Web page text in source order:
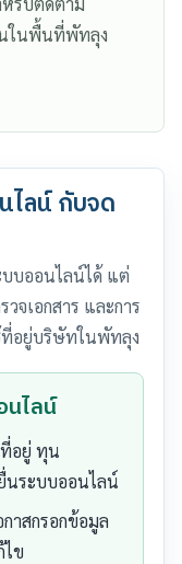
นในพื้นที่พัทลุง
ไลน์ กับจด
บออนไลน์ได้ แต่
จเอกสาร และการ
ที่อยู่บริษัทในพัทลุง
นไลน์
อยู่ ทุน
นระบบออนไลน์
าสกรอกข้อมูล
ข